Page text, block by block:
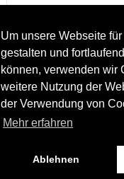
Mai 2020
April 2020
März 2020
Februar 2020
Um unsere Webseite
gestalten und
können, verwenden wir
weitere Nutzung der
der Verwendung von
Mehr erfahren
Ablehnen